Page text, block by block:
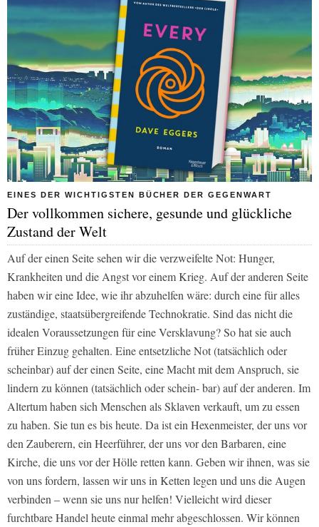
EINES DER WICHTIGSTEN BÜCHER DER GEGENWART
Der vollkommen sichere, gesunde und glückliche
Zustand der Welt
Auf der einen Seite sehen wir die verzweifelte Not: Hunger,
Krankheiten und die Angst vor einem Krieg. Auf der anderen Seite
haben wir eine Idee, wie ihr abzuhelfen wäre: durch eine für alles
zuständige, staatsübergreifende Technokratie. Sind das nicht die
idealen Voraussetzungen für eine Versklavung? So hat sie auch
früher Einzug gehalten. Eine entsetzliche Not (tatsächlich oder
scheinbar) auf der einen Seite, eine Macht mit dem Anspruch, sie
lindern zu können (tatsächlich oder schein- bar) auf der anderen. Im
Altertum haben sich Menschen als Sklaven verkauft, um zu essen
zu haben. Sie tun es bis heute. Da ist ein Hexenmeister, der uns vor
den Zauberern, ein Heerführer, der uns vor den Barbaren, eine
Kirche, die uns vor der Hölle retten kann. Geben wir ihnen, was sie
von uns fordern, lassen wir uns in Ketten legen und uns die Augen
verbinden – wenn sie uns nur helfen! Vielleicht wird dieser
furchtbare Handel heute einmal mehr abgeschlossen. Wir können